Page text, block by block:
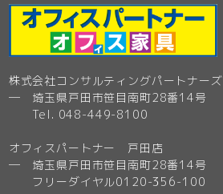
株式会社コンサルティングパートナーズ
─ 埼玉県戸田市笹目南町28番14号
Tel. 048-449-8100
オフィスパートナー 戸田店
─ 埼玉県戸田市笹目南町28番14号
フリーダイヤル0120-356-100